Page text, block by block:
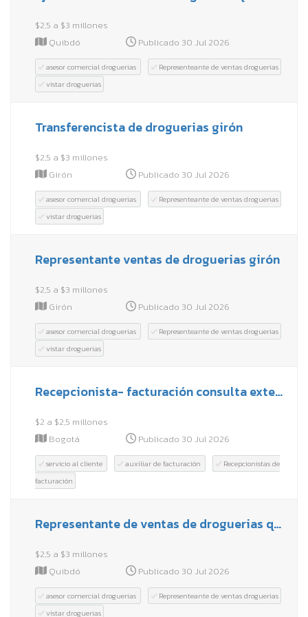
$2,5 a $3 millones
Quibdó
Publicado 30 Jul 2026
asesor comercial droguerias
Representeante de ventas droguerias
vistar droguerias
Transferencista de droguerias girón
$2,5 a $3 millones
Girón
Publicado 30 Jul 2026
asesor comercial droguerias
Representeante de ventas droguerias
vistar droguerias
Representante ventas de droguerias girón
$2,5 a $3 millones
Girón
Publicado 30 Jul 2026
asesor comercial droguerias
Representeante de ventas droguerias
vistar droguerias
Recepcionista- facturación consulta externa
$2 a $2,5 millones
Bogotá
Publicado 30 Jul 2026
servicio al cliente auxiliar de facturación
Recepcionistas de
facturación
Representante de ventas de droguerias quibdó
$2,5 a $3 millones
Quibdó
Publicado 30 Jul 2026
asesor comercial droguerias
Representeante de ventas droguerias
vistar droguerias